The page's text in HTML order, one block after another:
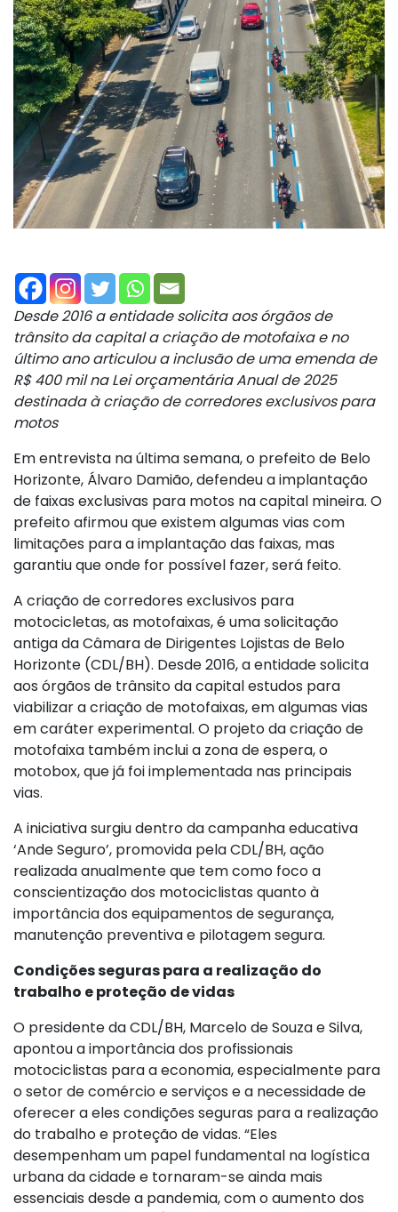
Desde 2016 a entidade solicita aos órgãos de
trânsito da capital a criação de motofaixa e no
último ano articulou a inclusão de uma emenda de
R$ 400 mil na Lei orçamentária Anual de 2025
destinada à criação de corredores exclusivos para
motos
Em entrevista na última semana, o prefeito de Belo
Horizonte, Álvaro Damião, defendeu a implantação
de faixas exclusivas para motos na capital mineira. O
prefeito afirmou que existem algumas vias com
limitações para a implantação das faixas, mas
garantiu que onde for possível fazer, será feito.
A criação de corredores exclusivos para
motocicletas, as motofaixas, é uma solicitação
antiga da Câmara de Dirigentes Lojistas de Belo
Horizonte (CDL/BH). Desde 2016, a entidade solicita
aos órgãos de trânsito da capital estudos para
viabilizar a criação de motofaixas, em algumas vias
em caráter experimental. O projeto da criação de
motofaixa também inclui a zona de espera, o
motobox, que já foi implementada nas principais
vias.
A iniciativa surgiu dentro da campanha educativa
‘Ande Seguro’, promovida pela CDL/BH, ação
realizada anualmente que tem como foco a
conscientização dos motociclistas quanto à
importância dos equipamentos de segurança,
manutenção preventiva e pilotagem segura.
Condições seguras para a realização do
trabalho e proteção de vidas
O presidente da CDL/BH, Marcelo de Souza e Silva,
apontou a importância dos profissionais
motociclistas para a economia, especialmente para
o setor de comércio e serviços e a necessidade de
oferecer a eles condições seguras para a realização
do trabalho e proteção de vidas. “Eles
desempenham um papel fundamental na logística
urbana da cidade e tornaram-se ainda mais
essenciais desde a pandemia, com o aumento dos